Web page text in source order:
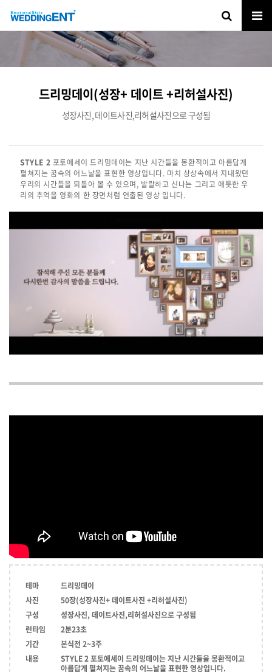
드리밍데이(성장+ 데이트 +리허설사진)
성장사진, 데이트사진,리허설사진으로 구성됨
STYLE 2 포토에세이 드리밍데이는 지난 시간들을 몽환적이고 아름답게
펼쳐지는 꿈속의 어느날을 표현한 영상입니다. 마치 상상속에서 지내왔던
우리의 시간들을 되돌아 볼 수 있으며, 발랄하고 신나는 그리고 애틋한 우
리의 추억을 영화의 한 장면처럼 연출된 영상 입니다.
테마
드리밍데이
사진
50장(성장사진+ 데이트사진 +리허설사진)
구성
성장사진, 데이트사진,리허설사진으로 구성됨
런타임
2분23초
기간
본식전 2~3주
내용
STYLE 2 포토에세이 드리밍데이는 지난 시간들을 몽환적이고
아름답게 펼쳐지는 꿈속의 어느날을 표현한 영상입니다.